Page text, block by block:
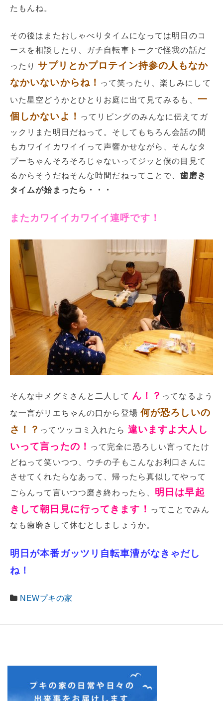
たもんね。
その後はまたおしゃべりタイムになっては明日のコ
ースを相談したり、ガチ自転車トークで怪我の話だ
ったりサプリとかプロテイン持参の人もなか
なかいないからね！ って笑ったり、楽しみにして
いた星空どうかとひとりお庭に出て見てみるも、 一
個しかないよ！ ってリビングのみんなに伝えてガ
ックリまた明日だねって。そしてもちろん会話の間
もカワイイカワイイって声響かせながら、そんなタ
プーちゃんそろそろじゃないってジッと僕の目見て
るからそうだねそんな時間だねってことで、歯磨き
タイムが始まったら・・・
またカワイイカワイイ連呼です！
そんな中メグミさんと二人して ん！？ ってなるよう
な一言がリエちゃんの口から登場 何が恐ろしいの
さ！？ ってツッコミ入れたら 違いますよ大人し
いって言ったの！ って完全に恐ろしい言ってたけ
どねって笑いつつ、ウチの子もこんなお利口さんに
させてくれたらなあって、帰ったら真似してやって
ごらんって言いつつ磨き終わったら、 明日は早起
きして朝日見に行ってきます！ ってことでみん
なも歯磨きして休むとしましょうか。
明日が本番ガッツリ自転車漕がなきゃだし
ね！
NEWプキの家